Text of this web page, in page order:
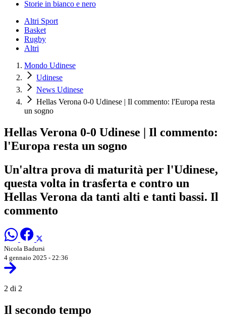
Storie in bianco e nero
Altri Sport
Basket
Rugby
Altri
Mondo Udinese
Udinese
News Udinese
Hellas Verona 0-0 Udinese | Il commento: l'Europa resta
un sogno
Hellas Verona 0-0 Udinese | Il commento:
l'Europa resta un sogno
Un'altra prova di maturità per l'Udinese,
questa volta in trasferta e contro un
Hellas Verona da tanti alti e tanti bassi. Il
commento
Nicola Badursi
4 gennaio 2025 - 22:36
2 di 2
Il secondo tempo